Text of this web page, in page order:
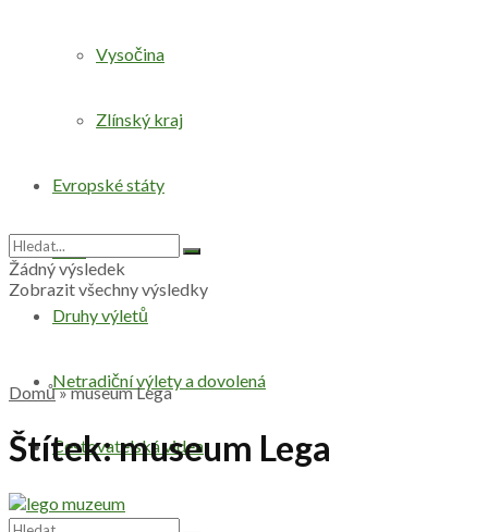
Vysočina
Zlínský kraj
Evropské státy
Svět
Druhy výletů
Netradiční výlety a dovolená
Cestovatelská videa
Žádný výsledek
Zobrazit všechny výsledky
Domů»museum Lega
Štítek:museum Lega